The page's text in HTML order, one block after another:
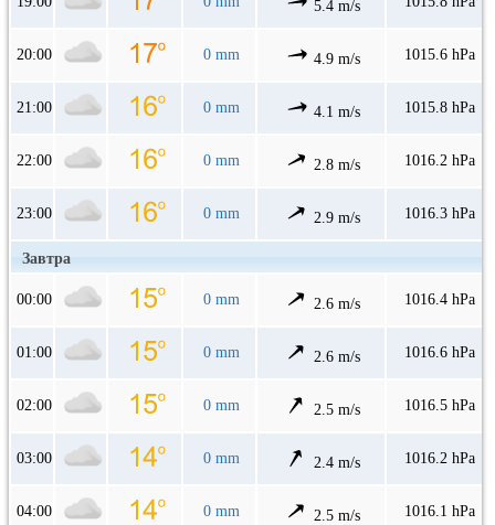
5.4 m/s
20:00 0 mm 4.9 m/s 1015.6 hPa
21:00 0 mm 4.1 m/s 1015.8 hPa
22:00 0 mm 2.8 m/s 1016.2 hPa
23:00 0 mm 2.9 m/s 1016.3 hPa
Завтра
00:00 0 mm 2.6 m/s 1016.4 hPa
01:00 0 mm 2.6 m/s 1016.6 hPa
02:00 0 mm 2.5 m/s 1016.5 hPa
03:00 0 mm 2.4 m/s 1016.2 hPa
04:00 0 mm 2.5 m/s 1016.1 hPa